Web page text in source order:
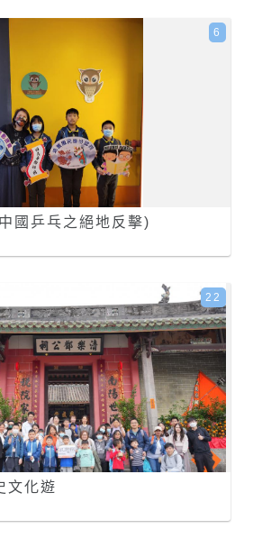
國乒乓之絕地反擊)
6
文化遊
22